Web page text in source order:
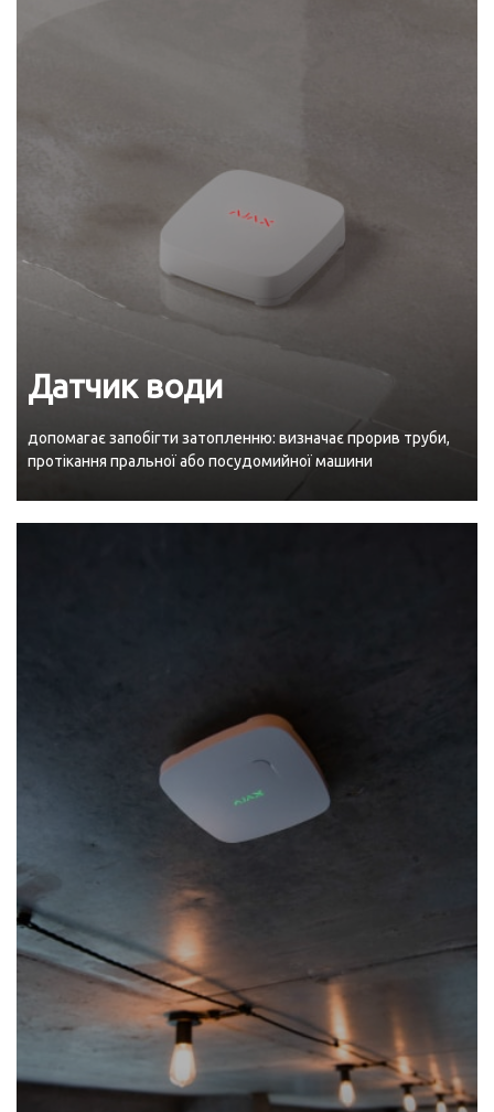
Датчик води
допомагає запобігти затопленню: визначає прорив труби,
протікання пральної або посудомийної машини